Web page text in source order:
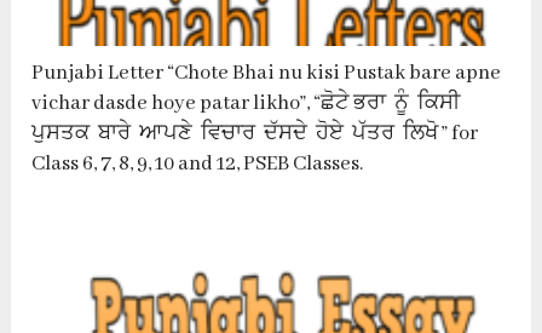
Punjabi Letter “Chote Bhai nu kisi Pustak bare apne
vichar dasde hoye patar likho”, “ਛੋਟੇ ਭਰਾ ਨੂੰ ਕਿਸੀ
ਪੁਸਤਕ ਬਾਰੇ ਆਪਣੇ ਵਿਚਾਰ ਦੱਸਦੇ ਹੋਏ ਪੱਤਰ ਲਿਖੋ ” for
Class 6, 7, 8, 9, 10 and 12, PSEB Classes.